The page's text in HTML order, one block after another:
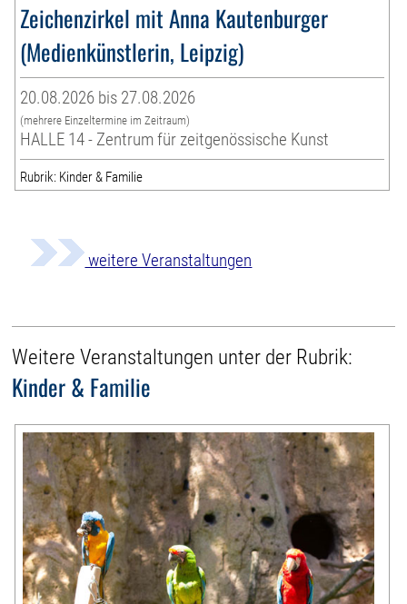
Zeichenzirkel mit Anna Kautenburger
(Medienkünstlerin, Leipzig)
20.08.2026 bis 27.08.2026
(mehrere Einzeltermine im Zeitraum)
HALLE 14 - Zentrum für zeitgenössische Kunst
Rubrik: Kinder & Familie
weitere Veranstaltungen
Weitere Veranstaltungen unter der Rubrik:
Kinder & Familie